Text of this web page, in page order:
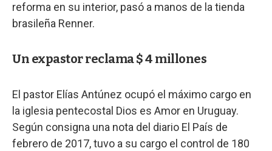
reforma en su interior, pasó a manos de la tienda
brasileña Renner.
Un expastor reclama $ 4 millones
El pastor Elías Antúnez ocupó el máximo cargo en
la iglesia pentecostal Dios es Amor en Uruguay.
Según consigna una nota del diario El País de
febrero de 2017, tuvo a su cargo el control de 180